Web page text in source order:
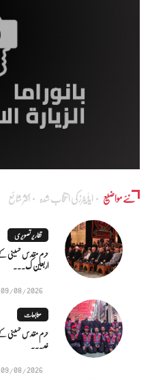
نئے مواضیع ایڈٰیٹرز کی انتخاب شدہ اکثر شائع
تقاریر تصویری
حرم مقدس حسینی کے
اربعین ک...
09/08/2026
متابعات
حرم مقدس حسینی کے
خد...
09/08/2026